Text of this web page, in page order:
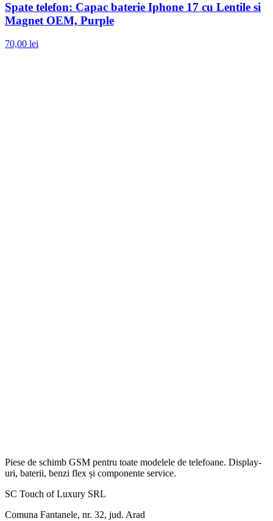
Spate telefon: Capac baterie Iphone 17 cu Lentile si
Magnet OEM, Purple
70,00 lei
Piese de schimb GSM pentru toate modelele de telefoane. Display-
uri, baterii, benzi flex și componente service.
SC Touch of Luxury SRL
Comuna Fantanele, nr. 32, jud. Arad